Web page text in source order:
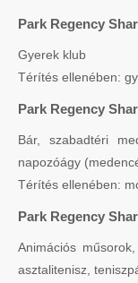
Park Regency
Gyerek klub
Térítés ellenében:
Park Regency
Bár, szabadtéri
napozóágy
Térítés ellenében:
Park Regency
Animációs
asztalitenisz,